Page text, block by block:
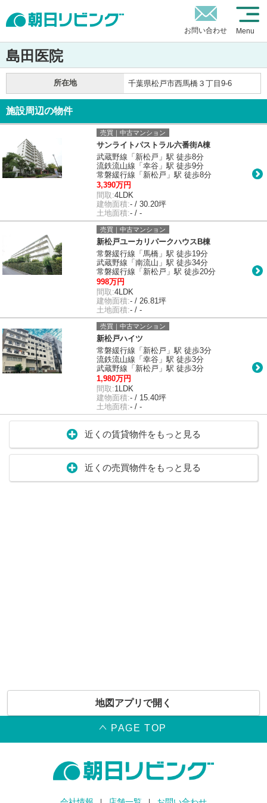
お問い合わせ Menu
島田医院
所在地 千葉県松戸市西馬橋３丁目9-6
施設周辺の物件
売買｜中古マンション
サンライトパストラル六番街A棟
武蔵野線「新松戸」駅 徒歩8分
流鉄流山線「幸谷」駅 徒歩9分
常磐緩行線「新松戸」駅 徒歩8分
3,390万円
間取:4LDK
建物面積:- / 30.20坪
土地面積:- / -
売買｜中古マンション
新松戸ユーカリパークハウスB棟
常磐緩行線「馬橋」駅 徒歩19分
武蔵野線「南流山」駅 徒歩34分
常磐緩行線「新松戸」駅 徒歩20分
998万円
間取:4LDK
建物面積:- / 26.81坪
土地面積:- / -
売買｜中古マンション
新松戸ハイツ
常磐緩行線「新松戸」駅 徒歩3分
流鉄流山線「幸谷」駅 徒歩3分
武蔵野線「新松戸」駅 徒歩3分
1,980万円
間取:1LDK
建物面積:- / 15.40坪
土地面積:- / -
近くの賃貸物件をもっと見る
近くの売買物件をもっと見る
地図アプリで開く
PAGE TOP